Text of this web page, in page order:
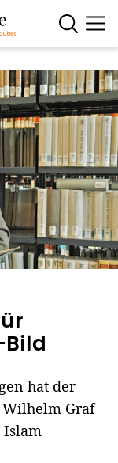
hat der
Wilhelm Graf
Islam